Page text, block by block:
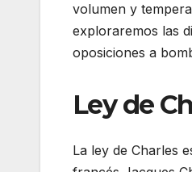
volumen y
exploraremos las
oposiciones a
Ley de
La ley de Charles